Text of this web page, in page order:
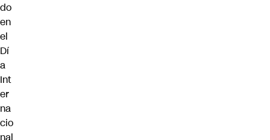
do
en
el
Dí
a
Int
er
na
cio
nal